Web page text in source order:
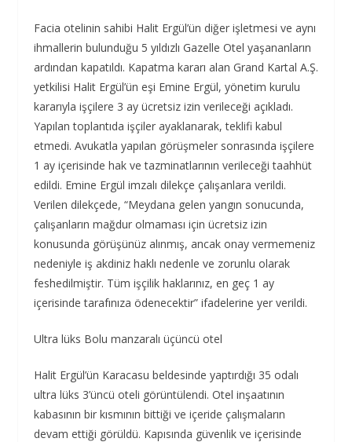
Facia otelinin sahibi Halit Ergül’ün diğer işletmesi ve aynı
ihmallerin bulunduğu 5 yıldızlı Gazelle Otel yaşananların
ardından kapatıldı. Kapatma kararı alan Grand Kartal A.Ş.
yetkilisi Halit Ergül’ün eşi Emine Ergül, yönetim kurulu
kararıyla işçilere 3 ay ücretsiz izin verileceği açıkladı.
Yapılan toplantıda işçiler ayaklanarak, teklifi kabul
etmedi. Avukatla yapılan görüşmeler sonrasında işçilere
1 ay içerisinde hak ve tazminatlarının verileceği taahhüt
edildi. Emine Ergül imzalı dilekçe çalışanlara verildi.
Verilen dilekçede, “Meydana gelen yangın sonucunda,
çalışanların mağdur olmaması için ücretsiz izin
konusunda görüşünüz alınmış, ancak onay vermemeniz
nedeniyle iş akdiniz haklı nedenle ve zorunlu olarak
feshedilmiştir. Tüm işçilik haklarınız, en geç 1 ay
içerisinde tarafınıza ödenecektir” ifadelerine yer verildi.
Ultra lüks Bolu manzaralı üçüncü otel
Halit Ergül’ün Karacasu beldesinde yaptırdığı 35 odalı
ultra lüks 3’üncü oteli görüntülendi. Otel inşaatının
kabasının bir kısmının bittiği ve içeride çalışmaların
devam ettiği görüldü. Kapısında güvenlik ve içerisinde